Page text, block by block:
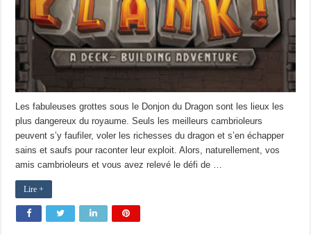
Les fabuleuses grottes sous le Donjon du Dragon sont les lieux les
plus dangereux du royaume. Seuls les meilleurs cambrioleurs
peuvent s’y faufiler, voler les richesses du dragon et s’en échapper
sains et saufs pour raconter leur exploit. Alors, naturellement, vos
amis cambrioleurs et vous avez relevé le défi de …
Lire +